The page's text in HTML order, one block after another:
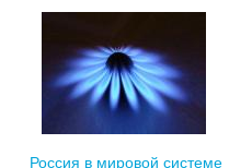
Россия в мировой системе